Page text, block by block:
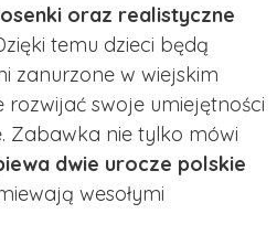
oraz realistyczne
temu dzieci będą
zanurzone w wiejskim
rozwijać swoje umiejętności
Zabawka nie tylko mówi
dwie urocze polskie
wesołymi